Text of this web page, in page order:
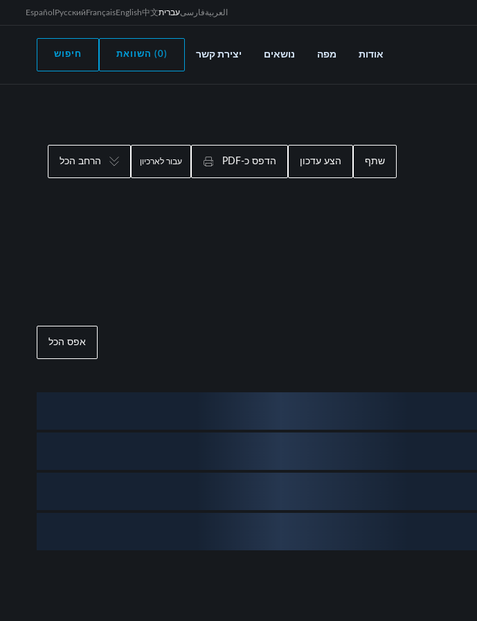
العربيةفارسیעברית中文
English
Français
Русский
Español
אודות מפה נושאים יצירת קשר (0) השוואת חיפוש
שתף הצע עדכון הדפס כ-PDF עבור לארכיון הרחב הכל
אפס הכל